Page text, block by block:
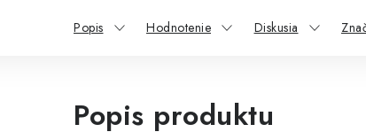
Popis Hodnotenie Diskusia
Popis produktu